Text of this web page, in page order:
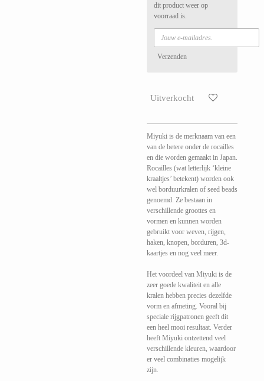
dit product weer op
voorraad is.
Verzenden
Uitverkocht
Miyuki is de merknaam van een
van de betere onder de rocailles
en die worden gemaakt in Japan.
Rocailles (wat letterlijk ‘kleine
kraaltjes’ betekent) worden ook
wel borduurkralen of seed beads
genoemd. Ze bestaan in
verschillende groottes en
vormen en kunnen worden
gebruikt voor weven, rijgen,
haken, knopen, borduren, 3d-
kaartjes en nog veel meer.
Het voordeel van Miyuki is de
zeer goede kwaliteit en alle
kralen hebben precies dezelfde
vorm en afmeting. Vooral bij
speciale rijgpatronen geeft dit
een heel mooi resultaat. Verder
heeft Miyuki ontzettend veel
verschillende kleuren, waardoor
er veel combinaties mogelijk
zijn.